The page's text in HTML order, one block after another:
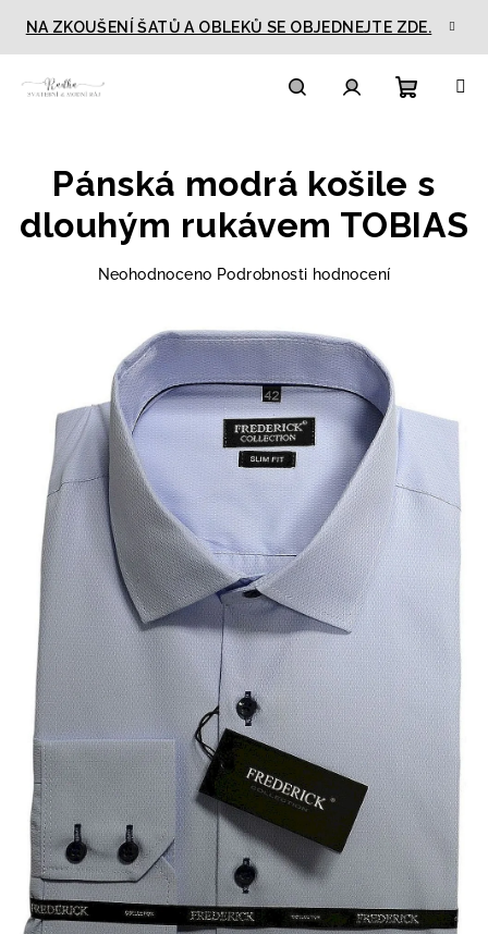
obsah
NA ZKOUŠENÍ ŠATŮ A OBLEKŮ SE OBJEDNEJTE ZDE.
košík
Pánská modrá košile s
dlouhým rukávem TOBIAS
Průměrné
0,0
5
hvězdiček.
Neohodnoceno Podrobnosti hodnocení